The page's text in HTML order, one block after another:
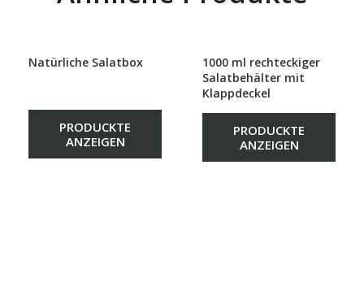
Natürliche Salatbox
PRODUCKTE
ANZEIGEN
1000 ml rechteckiger
Salatbehälter mit
Klappdeckel
PRODUCKTE
ANZEIGEN